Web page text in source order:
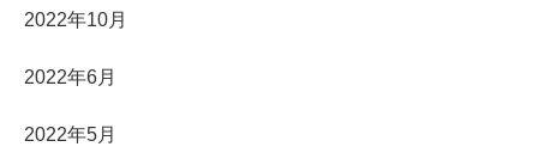
2022年10月
2022年6月
2022年5月